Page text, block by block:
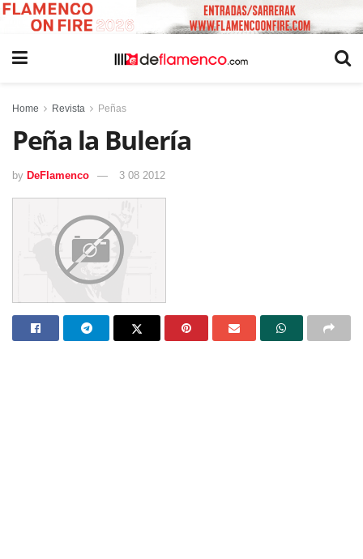
Home Revista Peñas
Peña la Bulería
by DeFlamenco 3 08 2012